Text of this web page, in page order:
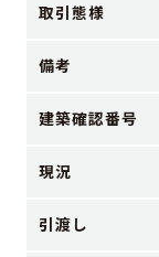
取引態様
備考
建築確認番号
現況
引渡し